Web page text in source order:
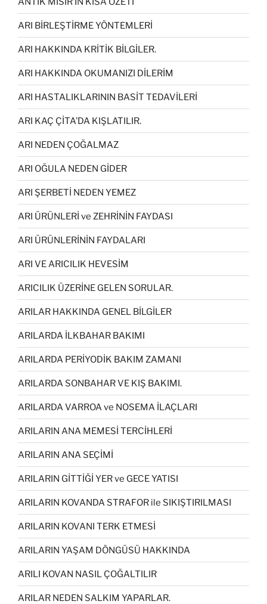
ARI BİRLEŞTİRME YÖNTEMLERİ
ARI HAKKINDA KRİTİK BİLGİLER.
ARI HAKKINDA OKUMANIZI DİLERİM
ARI HASTALIKLARININ BASİT TEDAVİLERİ
ARI KAÇ ÇİTA’DA KIŞLATILIR.
ARI NEDEN ÇOĞALMAZ
ARI OĞULA NEDEN GİDER
ARI ŞERBETİ NEDEN YEMEZ
ARI ÜRÜNLERİ ve ZEHRİNİN FAYDASI
ARI ÜRÜNLERİNİN FAYDALARI
ARI VE ARICILIK HEVESİM
ARICILIK ÜZERİNE GELEN SORULAR.
ARILAR HAKKINDA GENEL BİLGİLER
ARILARDA İLKBAHAR BAKIMI
ARILARDA PERİYODİK BAKIM ZAMANI
ARILARDA SONBAHAR VE KIŞ BAKIMI.
ARILARDA VARROA ve NOSEMA İLAÇLARI
ARILARIN ANA MEMESİ TERCİHLERİ
ARILARIN ANA SEÇİMİ
ARILARIN GİTTİĞİ YER ve GECE YATISI
ARILARIN KOVANDA STRAFOR ile SIKIŞTIRILMASI
ARILARIN KOVANI TERK ETMESİ
ARILARIN YAŞAM DÖNGÜSÜ HAKKINDA
ARILI KOVAN NASIL ÇOĞALTILIR
ARILAR NEDEN SALKIM YAPARLAR.